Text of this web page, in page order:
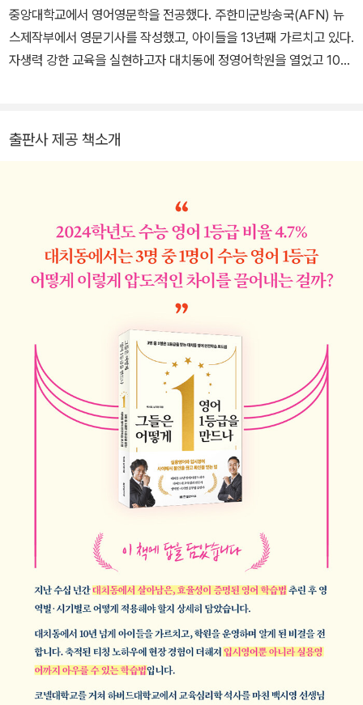
중앙대학교에서 영어영문학을 전공했다. 주한미군방송국(AFN) 뉴
스제작부에서 영문기사를 작성했고, 아이들을 13년째 가르치고 있다.
자생력 강한 교육을 실현하고자 대치동에 정영어학원을 열었고 10년
출판사 제공 책소개